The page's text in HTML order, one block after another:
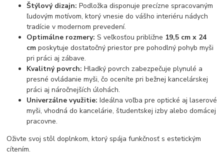
Štýlový dizajn: Podložka disponuje precízne spracovaným
ľudovým motívom, ktorý vnesie do vášho interiéru nádych
tradície v modernom prevedení.
Optimálne rozmery: S veľkosťou približne 19,5 cm x 24
cm poskytuje dostatočný priestor pre pohodlný pohyb myši
pri práci aj zábave.
Kvalitný povrch: Hladký povrch zabezpečuje plynulé a
presné ovládanie myši, čo oceníte pri bežnej kancelárskej
práci aj náročnejších úlohách.
Univerzálne využitie: Ideálna voľba pre optické aj laserové
myši, vhodná do kancelárie, študentskej izby alebo domácej
pracovne.
Oživte svoj stôl doplnkom, ktorý spája funkčnosť s estetickým
cítením.